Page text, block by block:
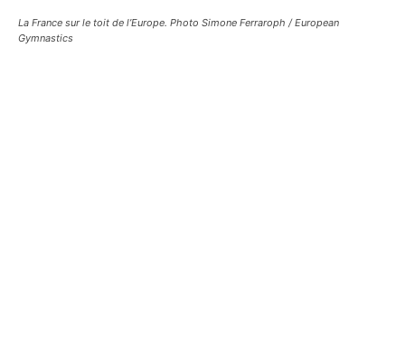
La France sur le toit de l’Europe. Photo Simone Ferraroph / European
Gymnastics